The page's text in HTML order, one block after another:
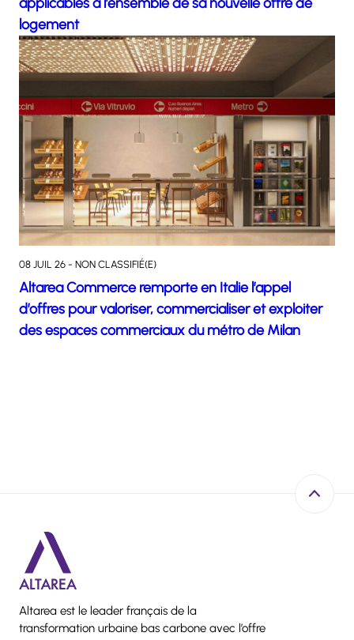
logement
08 JUIL 26 - NON CLASSIFIÉ(E)
Altarea Commerce remporte en Italie l’appel
d’offres pour valoriser, commercialiser et exploiter
des espaces commerciaux du métro de Milan
Altarea est le leader français de la
transformation urbaine bas carbone avec l’offre
Retour